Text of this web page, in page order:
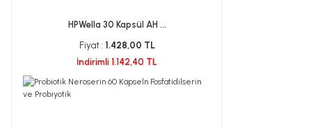
HPWella 30 Kapsül AH ...
Fiyat : 1.428,00 TL
İndirimli 1.142,40 TL